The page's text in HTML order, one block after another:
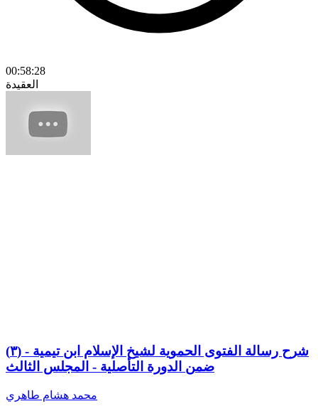
00:58:28
العقيدة
(٣) شرح رسالة الفتوى الحموية لشيخ الإسلام ابن تيمية -
ضمن الدورة التأصلية - المجلس الثالث
محمد هشام طاهري